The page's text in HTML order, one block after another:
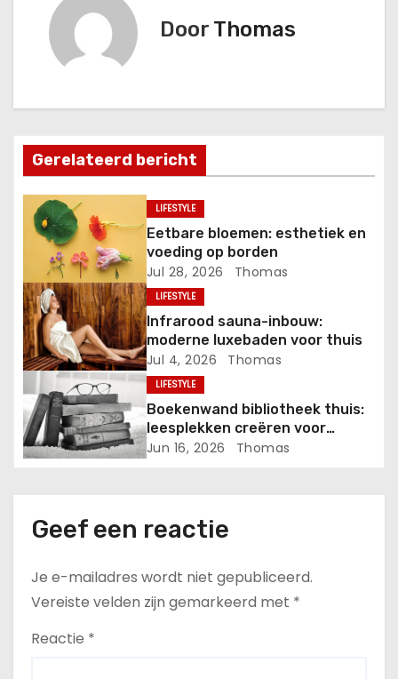
t
n
a
v
g
a
t
i
e
Door Thomas
Gerelateerd bericht
LIFESTYLE
Eetbare bloemen: esthetiek en
voeding op borden
Jul 28, 2026 Thomas
LIFESTYLE
Infrarood sauna-inbouw:
moderne luxebaden voor thuis
Jul 4, 2026 Thomas
LIFESTYLE
Boekenwand bibliotheek thuis:
leesplekken creëren voor
zomerdagen
Jun 16, 2026 Thomas
Geef een reactie
Je e-mailadres wordt niet gepubliceerd.
Vereiste velden zijn gemarkeerd met *
Reactie *